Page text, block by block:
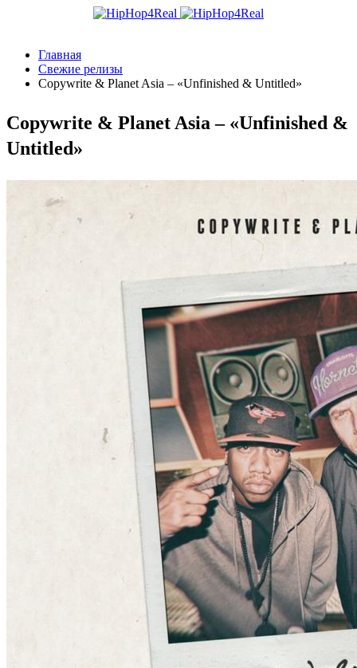
Главная
Свежие релизы
Copywrite & Planet Asia – «Unfinished & Untitled»
Copywrite & Planet Asia – «Unfinished &
Untitled»